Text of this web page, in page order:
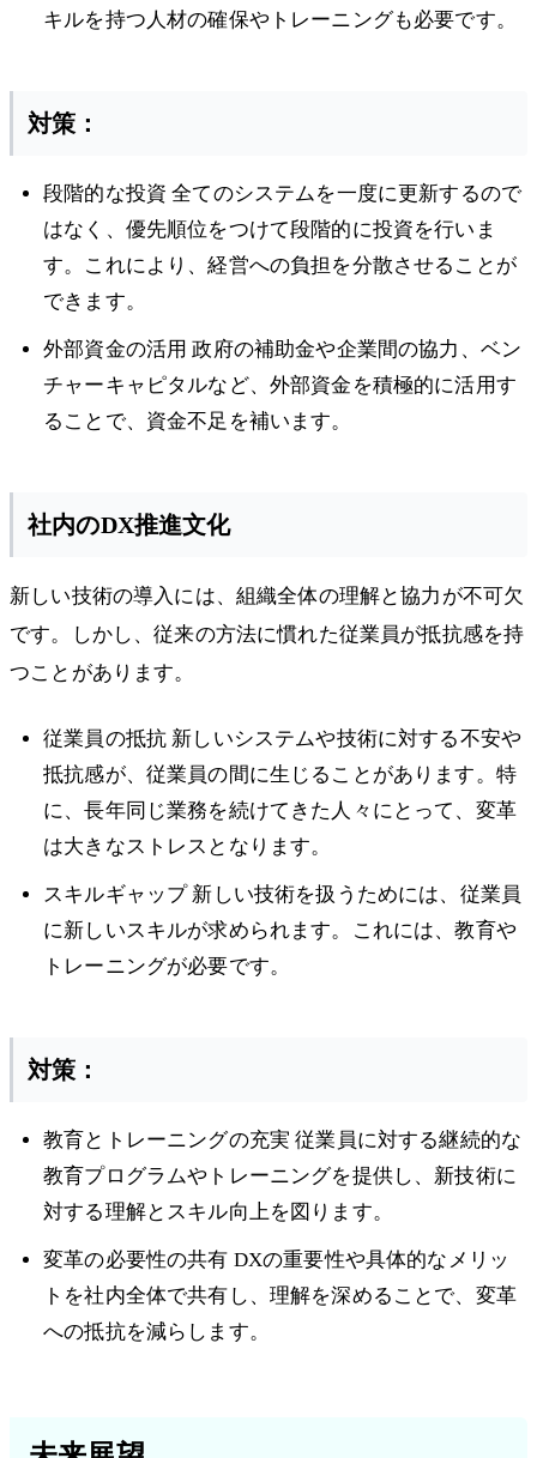
キルを持つ人材の確保やトレーニングも必要です。
対策：
段階的な投資 全てのシステムを一度に更新するので
はなく、優先順位をつけて段階的に投資を行いま
す。これにより、経営への負担を分散させることが
できます。
外部資金の活用 政府の補助金や企業間の協力、ベン
チャーキャピタルなど、外部資金を積極的に活用す
ることで、資金不足を補います。
社内のDX推進文化
新しい技術の導入には、組織全体の理解と協力が不可欠
です。しかし、従来の方法に慣れた従業員が抵抗感を持
つことがあります。
従業員の抵抗 新しいシステムや技術に対する不安や
抵抗感が、従業員の間に生じることがあります。特
に、長年同じ業務を続けてきた人々にとって、変革
は大きなストレスとなります。
スキルギャップ 新しい技術を扱うためには、従業員
に新しいスキルが求められます。これには、教育や
トレーニングが必要です。
対策：
教育とトレーニングの充実 従業員に対する継続的な
教育プログラムやトレーニングを提供し、新技術に
対する理解とスキル向上を図ります。
変革の必要性の共有 DXの重要性や具体的なメリッ
トを社内全体で共有し、理解を深めることで、変革
への抵抗を減らします。